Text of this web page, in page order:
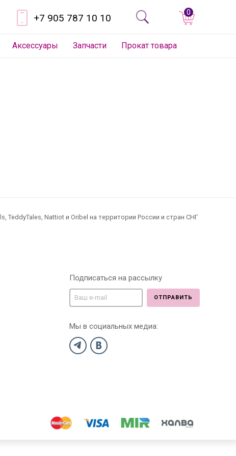
+7 905 787 10 10 0
Аксессуары Запчасти Прокат товара
Nattiot и Oribel на территории России и стран СНГ
Подписаться на рассылку
ОТПРАВИТЬ
Мы в социальных медиа: